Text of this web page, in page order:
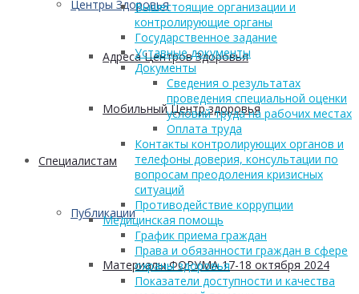
Центры Здоровья
Адреса Центров Здоровья
Мобильный Центр здоровья
Cпециалистам
Публикации
Материалы ФОРУМА 17-18 октября 2024
Вышестоящие организации и
контролирующие органы
Государственное задание
Уставные документы
Документы
Сведения о результатах
проведения специальной оценки
условий труда на рабочих местах
Оплата труда
Контакты контролирующих органов и
телефоны доверия, консультации по
вопросам преодоления кризисных
ситуаций
Противодействие коррупции
Медицинская помощь
График приема граждан
Права и обязанности граждан в сфере
охраны здоровья
Показатели доступности и качества